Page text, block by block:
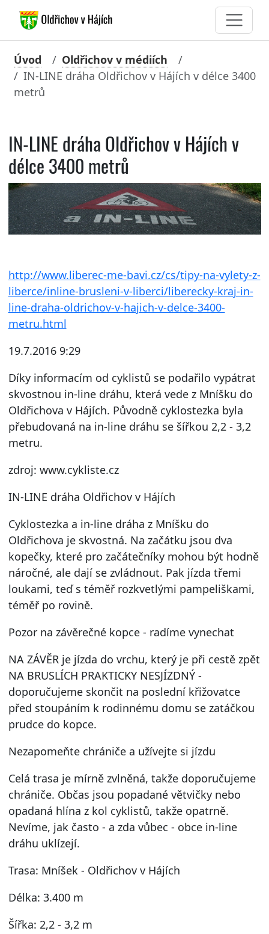
Úvod
Oldřichov v médiích
IN-LINE dráha Oldřichov v Hájích v délce 3400
metrů
IN-LINE dráha Oldřichov v Hájích v
délce 3400 metrů
http://www.liberec-me-bavi.cz/cs/tipy-na-vylety-z-
liberce/inline-brusleni-v-liberci/liberecky-kraj-in-
line-draha-oldrichov-v-hajich-v-delce-3400-
metru.html
19.7.2016 9:29
Díky informacím od cyklistů se podařilo vypátrat
skvostnou in-line dráhu, která vede z Mníšku do
Oldřichova v Hájích. Původně cyklostezka byla
přebudovaná na in-line dráhu se šířkou 2,2 - 3,2
metru.
zdroj: www.cykliste.cz
IN-LINE dráha Oldřichov v Hájích
Cyklostezka a in-line dráha z Mníšku do
Oldřichova je skvostná. Na začátku jsou dva
kopečky, které pro začátečníky mohou být hodně
náročné, ale dají se zvládnout. Pak jízda třemi
loukami, teď s téměř rozkvetlými pampeliškami,
téměř po rovině.
Pozor na závěrečné kopce - radíme vynechat
NA ZÁVĚR je jízda do vrchu, který je při cestě zpět
NA BRUSLÍCH PRAKTICKY NESJÍZDNÝ -
doporučujeme skončit na poslední křižovatce
před stoupáním k rodinnému domu se zatáčkou
prudce do kopce.
Nezapomeňte chrániče a užívejte si jízdu
Celá trasa je mírně zvlněná, takže doporučujeme
chrániče. Občas jsou popadané větvičky nebo
opadaná hlína z kol cyklistů, takže opatrně.
Nevíme, jak často - a zda vůbec - obce in-line
dráhu uklízejí.
Trasa: Mníšek - Oldřichov v Hájích
Délka: 3.400 m
Šířka: 2,2 - 3,2 m